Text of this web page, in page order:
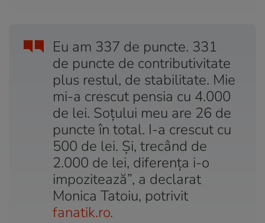
Eu am 337 de puncte. 331
de puncte de contributivitate
plus restul, de stabilitate. Mie
mi-a crescut pensia cu 4.000
de lei. Soțului meu are 26 de
puncte în total. I-a crescut cu
500 de lei. Și, trecând de
2.000 de lei, diferența i-o
impozitează”, a declarat
Monica Tatoiu, potrivit
fanatik.ro.